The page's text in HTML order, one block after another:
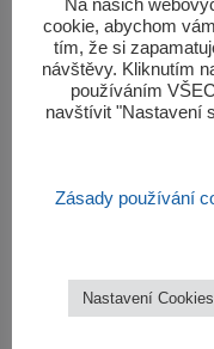
kolem nich
komentují,
informace, je
Kreativitě se
abychom si
‎Na našich
cookie, abychom
tím, že si
návštěvy. Kliknutím
používáním
navštívit "Nastavení
Zásady používání
Nastavení Cookies